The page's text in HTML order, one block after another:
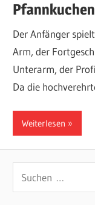
Pfannkuchen
Der Anfänger
Arm, der
Unterarm, der
Da die
Weiterlesen